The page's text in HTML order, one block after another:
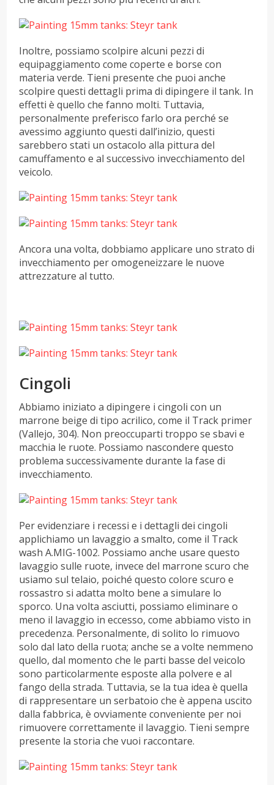
Inoltre, possiamo scolpire alcuni pezzi di
equipaggiamento come coperte e borse con
materia verde. Tieni presente che puoi anche
scolpire questi dettagli prima di dipingere il tank. In
effetti è quello che fanno molti. Tuttavia,
personalmente preferisco farlo ora perché se
avessimo aggiunto questi dall’inizio, questi
sarebbero stati un ostacolo alla pittura del
camuffamento e al successivo invecchiamento del
veicolo.
Ancora una volta, dobbiamo applicare uno strato di
invecchiamento per omogeneizzare le nuove
attrezzature al tutto.
Cingoli
Abbiamo iniziato a dipingere i cingoli con un
marrone beige di tipo acrilico, come il Track primer
(Vallejo, 304). Non preoccuparti troppo se sbavi e
macchia le ruote. Possiamo nascondere questo
problema successivamente durante la fase di
invecchiamento.
Per evidenziare i recessi e i dettagli dei cingoli
applichiamo un lavaggio a smalto, come il Track
wash A.MIG-1002. Possiamo anche usare questo
lavaggio sulle ruote, invece del marrone scuro che
usiamo sul telaio, poiché questo colore scuro e
rossastro si adatta molto bene a simulare lo
sporco. Una volta asciutti, possiamo eliminare o
meno il lavaggio in eccesso, come abbiamo visto in
precedenza. Personalmente, di solito lo rimuovo
solo dal lato della ruota; anche se a volte nemmeno
quello, dal momento che le parti basse del veicolo
sono particolarmente esposte alla polvere e al
fango della strada. Tuttavia, se la tua idea è quella
di rappresentare un serbatoio che è appena uscito
dalla fabbrica, è ovviamente conveniente per noi
rimuovere correttamente il lavaggio. Tieni sempre
presente la storia che vuoi raccontare.